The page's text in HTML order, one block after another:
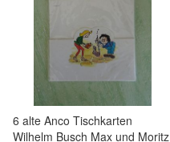
6 alte Anco Tischkarten
Wilhelm Busch Max und Moritz